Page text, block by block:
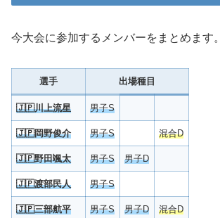
今大会に参加するメンバーをまとめます。
選手 出場種目
🇯🇵川上流星 男子S
🇯🇵岡野俊介 男子S 混合D
🇯🇵野田颯太 男子S 男子D
🇯🇵渡部民人 男子S
🇯🇵三部航平 男子S 男子D 混合D